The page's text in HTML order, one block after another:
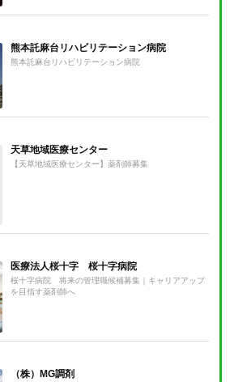
熊本託麻台リハビリテーション病院
熊本託麻台リハビリテーション病院
天草地域医療センター
【天草地域医療センター】薬剤師募集
医療法人桜十字 桜十字病院
桜十字病院 将来の管理職候補募集｜キャリアアップ
を目指す薬剤師へ
（株）MG調剤